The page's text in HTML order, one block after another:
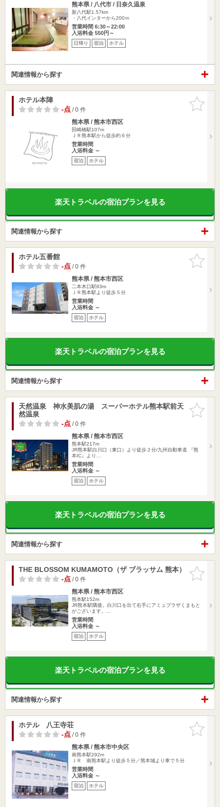
熊本県 / 八代市 / 日奈久温泉
新八代駅1.57km
・八代インターから200ｍ
営業時間 6:30～22:00
入浴料金 550円～
日帰り 宿泊 ホテル
関連情報から探す
お気に入
りに追加
ホテル本陣
-点/ 0 件
熊本県 / 熊本市西区
田崎橋駅107m
ＪＲ熊本駅から徒歩約６分
営業時間
入浴料金 ～
宿泊 ホテル
楽天トラベルの宿泊プランを見る
関連情報から探す
お気に入
りに追加
ホテル五番館
-点/ 0 件
熊本県 / 熊本市西区
二本木口駅83m
ＪＲ熊本駅より徒歩５分
営業時間
入浴料金 ～
宿泊 ホテル
楽天トラベルの宿泊プランを見る
関連情報から探す
お気に入
りに追加
天然温泉 神水美肌の湯 スーパーホテル熊本駅前天
然温泉
-点/ 0 件
熊本県 / 熊本市西区
熊本駅217m
JR熊本駅白川口（東口）より徒歩２分/九州自動車道 『熊
本IC』より…
営業時間
入浴料金 ～
宿泊 ホテル
楽天トラベルの宿泊プランを見る
関連情報から探す
お気に入
りに追加
THE BLOSSOM KUMAMOTO（ザ ブラッサム 熊本）
-点/ 0 件
熊本県 / 熊本市西区
熊本駅152m
JR熊本駅隣接。白川口を出て右手にアミュプラザくまもと
がございます。…
営業時間
入浴料金 ～
宿泊 ホテル
楽天トラベルの宿泊プランを見る
関連情報から探す
お気に入
りに追加
ホテル 八王寺荘
-点/ 0 件
熊本県 / 熊本市中央区
南熊本駅292m
ＪＲ 南熊本駅より徒歩５分／熊本城より車で５分
営業時間
入浴料金 ～
宿泊 ホテル